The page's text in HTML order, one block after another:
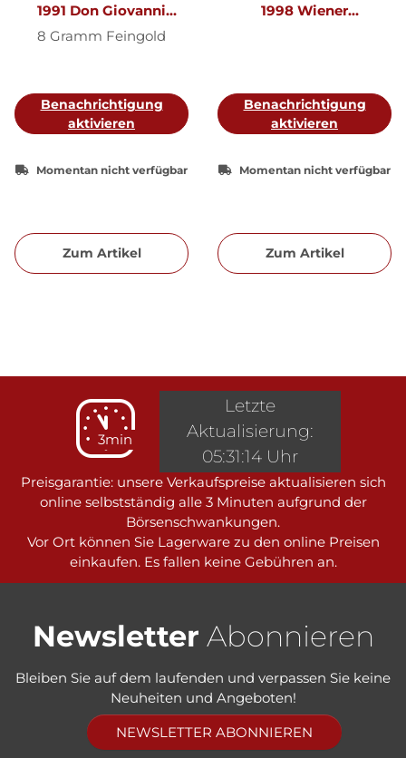
1991 Don Giovanni
Mozart Gold
8 Gramm Feingold
Benachrichtigung
aktivieren
Momentan nicht verfügbar
Zum Artikel
1998 Wiener
Benachrichtigung
aktivieren
Momentan nicht verfügbar
Zum Artikel
3min
Preisgarantie: unsere Verkaufspreise aktualisieren sich
online selbstständig alle 3 Minuten aufgrund der
Börsenschwankungen.
Vor Ort können Sie Lagerware zu den online Preisen
einkaufen. Es fallen keine Gebühren an.
Letzte
Aktualisierung:
05:31:14 Uhr
Newsletter Abonnieren
Bleiben Sie auf dem laufenden und verpassen Sie keine
Neuheiten und Angeboten!
NEWSLETTER ABONNIEREN